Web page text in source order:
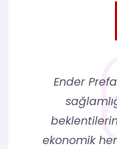
Ender
ekonomik